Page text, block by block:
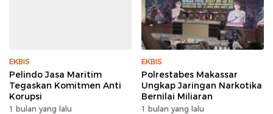
EKBIS
Pelindo Jasa Maritim
Tegaskan Komitmen Anti
Korupsi
1 bulan yang lalu
EKBIS
Polrestabes Makassar
Ungkap Jaringan Narkotika
Bernilai Miliaran
1 bulan yang lalu